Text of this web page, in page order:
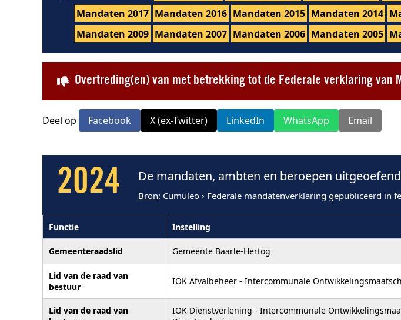
Mandaten 2017 Mandaten 2016 Mandaten 2015 Mandaten 2014
Mandaten 2009 Mandaten 2007 Mandaten 2006 Mandaten 2005
Overtreding(en) van met betrekking tot de Federale verklaring van
Deel op Facebook X (ex-Twitter) LinkedIn WhatsApp Email
2024 De mandaten, ambten en beroepen
Bron: Cumuleo › Federale mandatenverklaring gepubliceerd in
Functie Instelling
Gemeenteraadslid Gemeente Baarle-Hertog
Lid van de raad van
bestuur
IOK Afvalbeheer - Intercommunale
Lid van de raad van
IOK Dienstverlening - Intercommunale